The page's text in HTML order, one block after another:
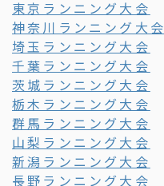
東京ランニング大会
神奈川ランニング大会
埼玉ランニング大会
千葉ランニング大会
茨城ランニング大会
栃木ランニング大会
群馬ランニング大会
山梨ランニング大会
新潟ランニング大会
長野ランニング大会